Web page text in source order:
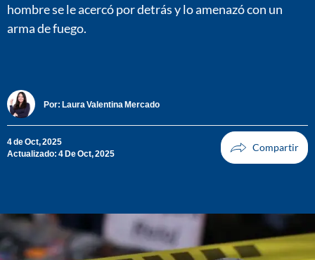
hombre se le acercó por detrás y lo amenazó con un
arma de fuego.
Por: Laura Valentina Mercado
4 de Oct, 2025
Actualizado: 4 De Oct, 2025